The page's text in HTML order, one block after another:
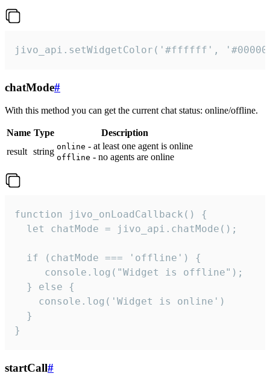
jivo_api.setWidgetColor('#ffffff',
chatMode#
With this method you can get the current chat status: online/offline.
Name Type
Description
result string online - at least one agent is online
offline - no agents are online
function jivo_onLoadCallback() {
  let chatMode = jivo_api.chatMode();
  if (chatMode === 'offline') {
     console.log("Widget is offline");
  } else {
    console.log('Widget is online')
  }
}
startCall#